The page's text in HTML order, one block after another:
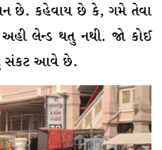
છે. કહેવાય છે કે, ગમે તેવા
અહી લેન્ડ થતુ નથી. જો કોઈ
સંકટ આવે છે.